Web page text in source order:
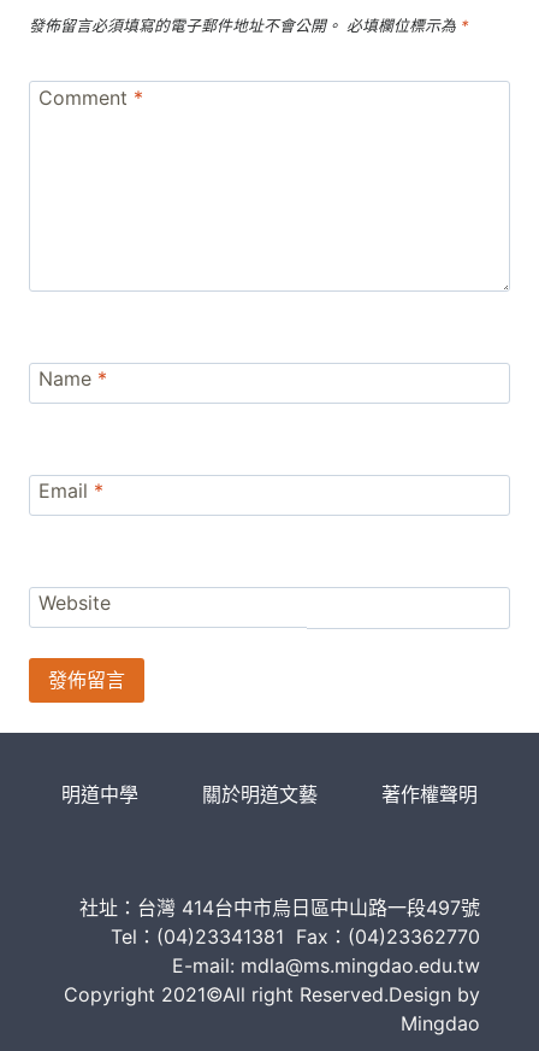
發佈留言必須填寫的電子郵件地址不會公開。 必填欄位標示為 *
Comment *
Name *
Email *
Website
明道中學 關於明道文藝 著作權聲明
社址：台灣 414台中市烏日區中山路一段497號
Tel：(04)23341381 Fax：(04)23362770
E-mail: mdla@ms.mingdao.edu.tw
Copyright 2021©All right Reserved.Design by
Mingdao